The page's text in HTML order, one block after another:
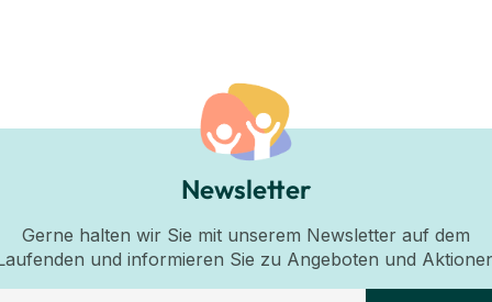
Newsletter
Gerne halten wir Sie mit unserem Newsletter auf dem
und informieren Sie zu Angeboten und